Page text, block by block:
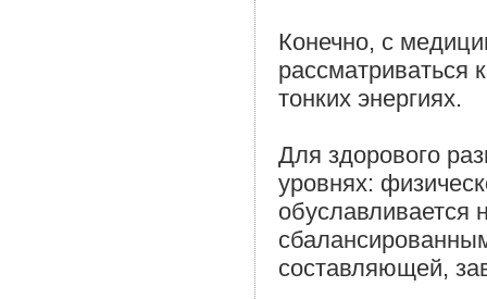
Конечно, с
рассматриваться
тонких энергиях.
Для здорового
уровнях:
обуславливается
составляющей,